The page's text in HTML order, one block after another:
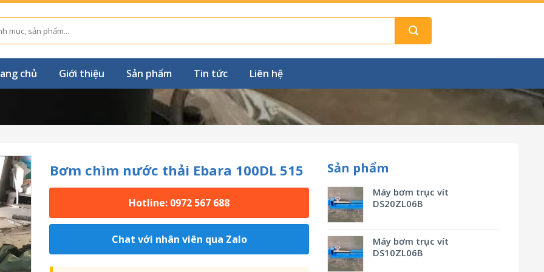
chủ Giới thiệu Sản phẩm Tin tức Liên hệ
Sản phẩm
Máy bơm trục vít
DS20ZL06B
Máy bơm trục vít
DS10ZL06B
Bơm chìm nước thải Ebara 100DL 515
Hotline: 0972 567 688
Chat với nhân viên qua Zalo